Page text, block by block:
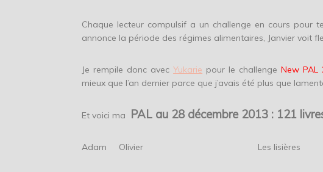
Chaque lecteur compulsif a un challenge en cours pour
annonce la période des régimes alimentaires, Janvier voit
Je rempile donc avecYukarie pour le challenge New PAL
mieux que l’an dernier parce que j’avais été plus que
Et voici ma PAL au 28 décembre 2013 : 121
Adam Olivier Les lisières